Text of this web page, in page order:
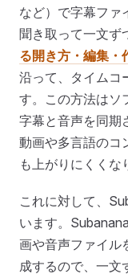
など）で字幕ファ
聞き取って一文ず
る開き方・編集・
沿って、タイムコ
す。この方法はソ
字幕と音声を同期
動画や多言語のコ
も上がりにくくな
これに対して、
います。
画や音声ファイル
成するので、一文